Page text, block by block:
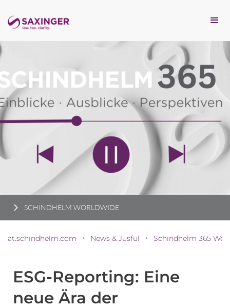
SCHINDHELM WORLDWIDE
at.schindhelm.com > News & Jusful > Schindhelm 365
ESG-Reporting: Eine
neue Ära der